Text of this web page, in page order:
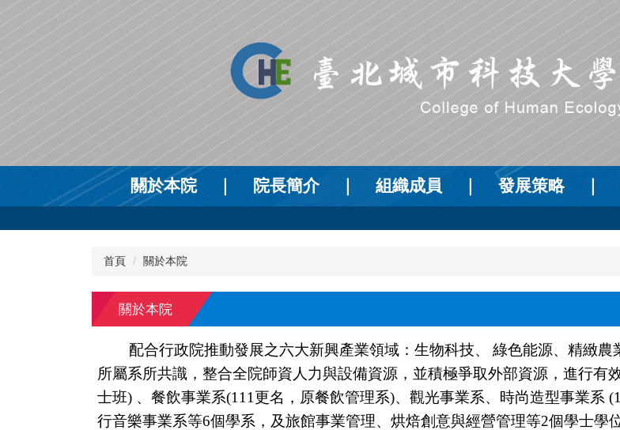
關於本院 院長簡介 組織成員 發展策略
首頁 關於本院
關於本院
配合行政院推動發展之六大新興產業領域：生物科技、
綠色能源、精緻農
所屬系所共識，整合全院師資人力與設備資源，並積極爭取外部資源，進行有
士班) 、餐飲事業系(111 更名，原餐飲管理系)、觀光事業系、時尚造型事業系
行音樂事業系等6個學系，及旅館事業管理、烘焙創意與經營管理等2個學士學